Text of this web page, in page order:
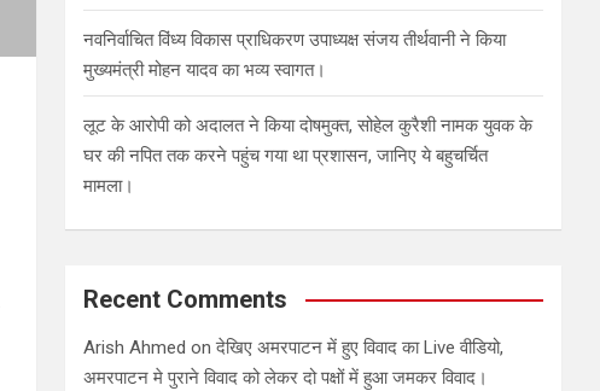
नवनिर्वाचित विंध्य विकास प्राधिकरण उपाध्यक्ष संजय तीर्थवानी ने किया
मुख्यमंत्री मोहन यादव का भव्य स्वागत।
लूट के आरोपी को अदालत ने किया दोषमुक्त, सोहेल कुरैशी नामक युवक के
घर की नपित तक करने पहुंच गया था प्रशासन, जानिए ये बहुचर्चित
मामला।
Recent Comments
Arish Ahmed onदेखिए अमरपाटन में हुए विवाद का Live वीडियो,
अमरपाटन मे पुराने विवाद को लेकर दो पक्षों में हुआ जमकर विवाद।